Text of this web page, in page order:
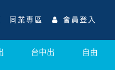
同業專區 會員登入
台中出 自由